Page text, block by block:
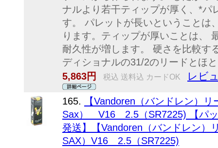
ナルより若干ティップが厚く、*パ
す。 パレットが長いということは
ります。ティップが厚いことは、
耐久性が増します。 硬さを比較す
ディショナルの31/2のリードとほ
5,863円
税込 送料込 カードOK レビ
165.
【Vandoren（バンドレン）
Sax） V16 2.5（SR7225) 【パッ
発送】【Vandoren（バンドレン）
SAX）V16 2.5（SR7225)